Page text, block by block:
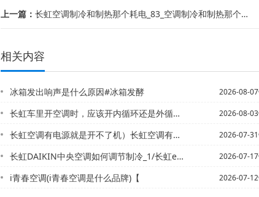
上一篇： 长虹空调制冷和制热那个耗电_83_空调制冷和制热那个面积大？_11
相关内容
冰箱发出响声是什么原因#冰箱发酵 2026-08-07
长虹车里开空调时，应该开内循环还是外循环？_13-车里用的制冷剂是什么_8 2026-08-03
长虹空调有电源就是开不了机）长虹空调有电源就是开不了机怎么回事 2026-07-31
长虹DAIKIN中央空调如何调节制冷_1/长虹ek空调中文名是什么-_7 2026-07-17
i青春空调(i青春空调是什么品牌)【 2026-07-12